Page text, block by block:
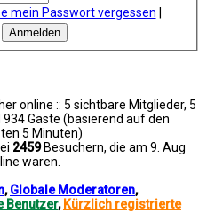
mein Passwort vergessen
online :: 5 sichtbare Mitglieder, 5
Gäste (basierend auf den
5 Minuten)
2459Besuchern, die am 9. Aug
waren.
,Globale Moderatoren,
Benutzer, Kürzlich registrierte